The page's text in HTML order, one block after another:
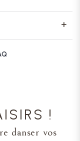
!
danser vos